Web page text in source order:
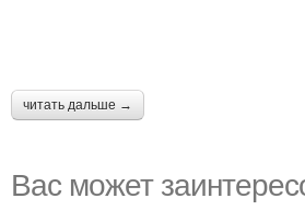
читать дальше →
Вас может